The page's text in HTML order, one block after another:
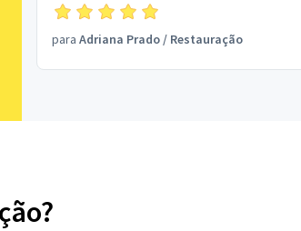
para Adriana Prado/ Restauração